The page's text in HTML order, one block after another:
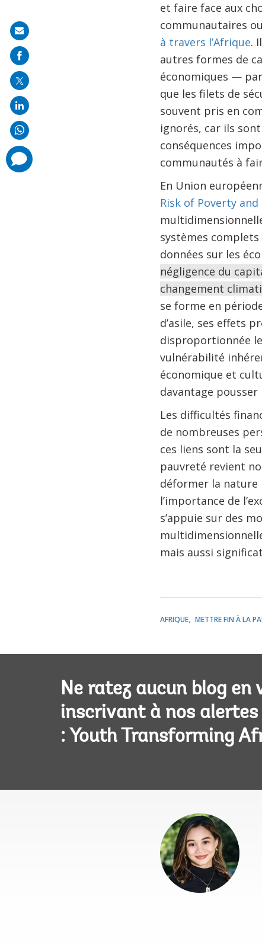
et faire face aux
communautaires
à travers l’Afrique.
autres formes de
économiques —
que les filets de
souvent pris en
ignorés, car ils
conséquences
communautés à
En Union
Risk of Poverty and
systèmes
données sur les
négligence du
changement
se forme en
d’asile, ses effets
disproportionnée
vulnérabilité
économique et
davantage
Les difficultés
de nombreuses
ces liens sont la
pauvreté revient
déformer la nature
l’importance de
s’appuie sur des
mais aussi
AFRIQUE METTRE FIN À LA
Ne ratez aucun blog en
inscrivant à nos
: Youth Transforming
Share
on
mail
comments
added